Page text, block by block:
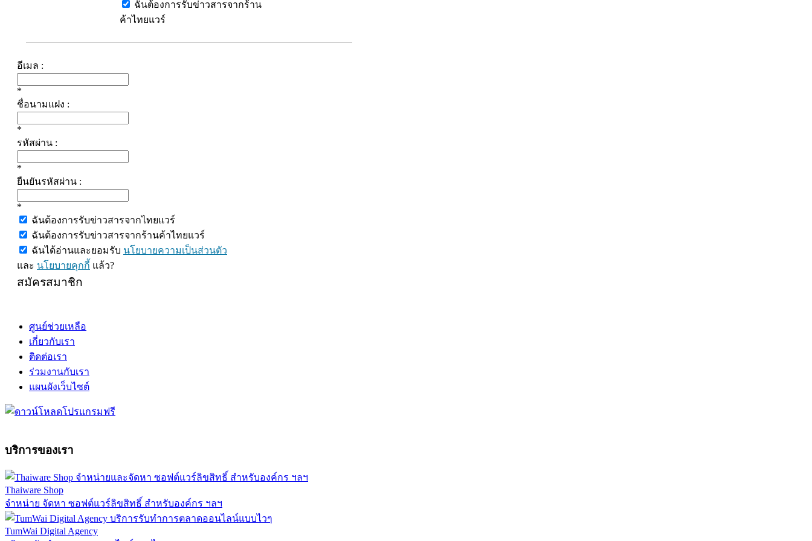
ฉันต้องการรับข่าวสารจากร้าน
ค้าไทยแวร์
อีเมล :
*
ชื่อนามแฝง :
*
รหัสผ่าน :
*
ยืนยันรหัสผ่าน :
*
ฉันต้องการรับข่าวสารจากไทยแวร์
ฉันต้องการรับข่าวสารจากร้านค้าไทยแวร์
ฉันได้อ่านและยอมรับ นโยบายความเป็นส่วนตัว
และ นโยบายคุกกี้ แล้ว?
สมัครสมาชิก
ศูนย์ช่วยเหลือ
เกี่ยวกับเรา
ติดต่อเรา
ร่วมงานกับเรา
แผนผังเว็บไซต์
บริการของเรา
Thaiware Shop
จำหน่าย จัดหา ซอฟต์แวร์ลิขสิทธิ์ สำหรับองค์กร ฯลฯ
TumWai Digital Agency